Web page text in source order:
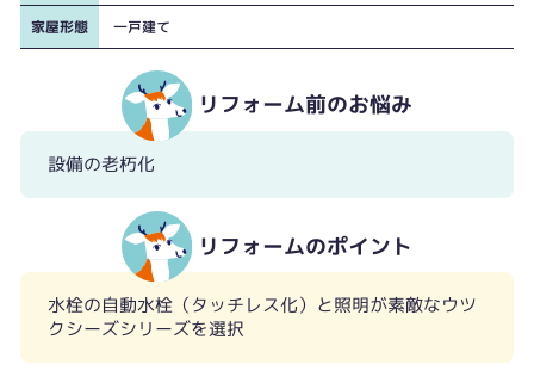
家屋形態 一戸建て
リフォーム前のお悩み
設備の老朽化
リフォームのポイント
水栓の自動水栓（タッチレス化）と照明が素敵なウツ
クシーズシリーズを選択